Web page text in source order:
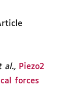
al., Piezo2
forces